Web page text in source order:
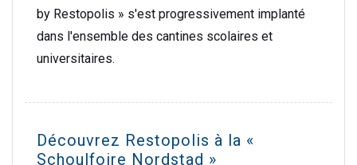
by Restopolis » s'est progressivement implanté
dans l'ensemble des cantines scolaires et
universitaires.
Découvrez Restopolis à la «
Schoulfoire Nordstad »